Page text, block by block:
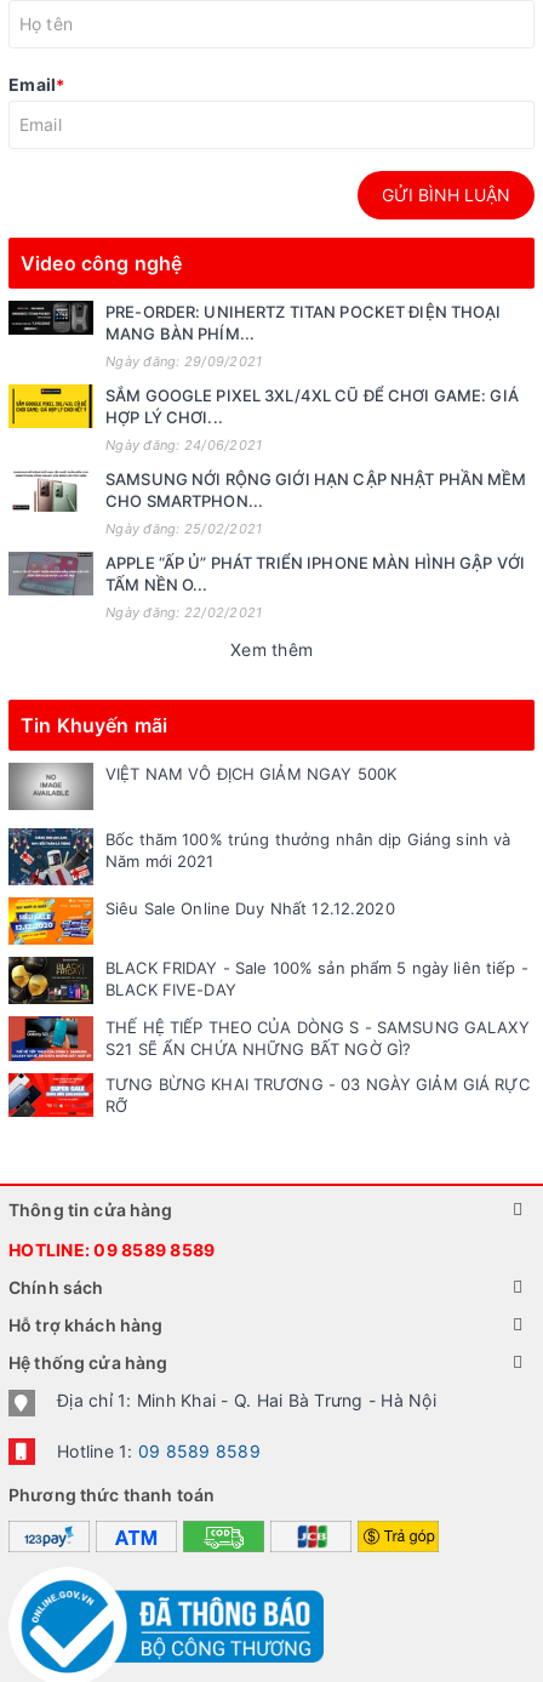
Email*
GỬI BÌNH LUẬN
Video công nghệ
PRE-ORDER: UNIHERTZ TITAN POCKET ĐIỆN THOẠI
MANG BÀN PHÍM...
Ngày đăng: 29/09/2021
SẮM GOOGLE PIXEL 3XL/4XL CŨ ĐỂ CHƠI GAME: GIÁ
HỢP LÝ CHƠI...
Ngày đăng: 24/06/2021
SAMSUNG NỚI RỘNG GIỚI HẠN CẬP NHẬT PHẦN MỀM
CHO SMARTPHON...
Ngày đăng: 25/02/2021
APPLE “ẤP Ủ” PHÁT TRIỂN IPHONE MÀN HÌNH GẬP VỚI
TẤM NỀN O...
Ngày đăng: 22/02/2021
Xem thêm
Tin Khuyến mãi
VIỆT NAM VÔ ĐỊCH GIẢM NGAY 500K
Bốc thăm 100% trúng thưởng nhân dịp Giáng sinh và
Năm mới 2021
Siêu Sale Online Duy Nhất 12.12.2020
BLACK FRIDAY - Sale 100% sản phẩm 5 ngày liên tiếp -
BLACK FIVE-DAY
THẾ HỆ TIẾP THEO CỦA DÒNG S - SAMSUNG GALAXY
S21 SẼ ẨN CHỨA NHỮNG BẤT NGỜ GÌ?
TƯNG BỪNG KHAI TRƯƠNG - 03 NGÀY GIẢM GIÁ RỰC
RỠ
Thông tin cửa hàng
HOTLINE:09 8589 8589
Chính sách
Hỗ trợ khách hàng
Hệ thống cửa hàng
Địa chỉ 1: Minh Khai - Q. Hai Bà Trưng - Hà Nội
Hotline 1: 09 8589 8589
Phương thức thanh toán